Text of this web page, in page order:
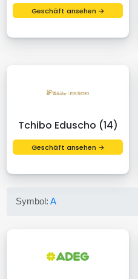
Geschäft ansehen →
Tchibo Eduscho (14)
Geschäft ansehen →
Symbol:A